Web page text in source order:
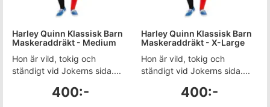
Harley Quinn Klassisk Barn
Maskeraddräkt - Medium
Hon är vild, tokig och
ständigt vid Jokerns sida....
400:-
Harley Quinn Klassisk Barn
Maskeraddräkt - X-Large
Hon är vild, tokig och
ständigt vid Jokerns sida....
400:-